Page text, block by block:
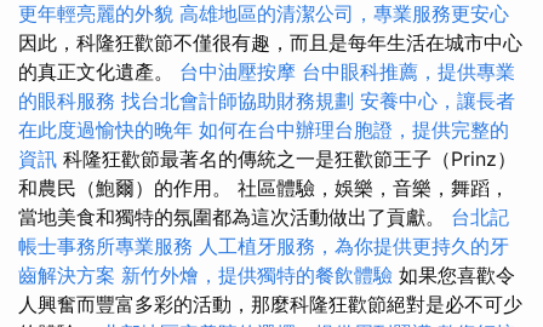
更年輕亮麗的外貌 高雄地區的清潔公司，專業服務更安心
因此，科隆狂歡節不僅很有趣，而且是每年生活在城市中心
的真正文化遺產。 台中油壓按摩 台中眼科推薦，提供專業
的眼科服務 找台北會計師協助財務規劃 安養中心，讓長者
在此度過愉快的晚年 如何在台中辦理台胞證，提供完整的
資訊 科隆狂歡節最著名的傳統之一是狂歡節王子（Prinz）
和農民（鮑爾）的作用。 社區體驗，娛樂，音樂，舞蹈，
當地美食和獨特的氛圍都為這次活動做出了貢獻。 台北記
帳士事務所專業服務 人工植牙服務，為你提供更持久的牙
齒解決方案 新竹外燴，提供獨特的餐飲體驗 如果您喜歡令
人興奮而豐富多彩的活動，那麼科隆狂歡節絕對是必不可少